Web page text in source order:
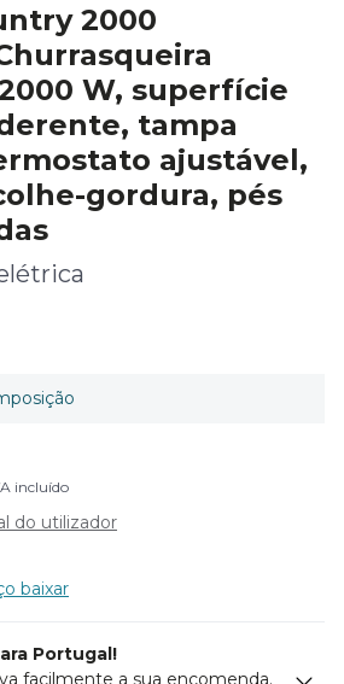
2000
W, superfície
tampa
ajustável,
gordura, pés
incluído
do utilizador
baixar
Portugal!
facilmente a sua encomenda.